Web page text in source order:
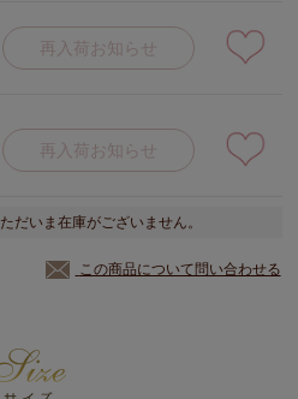
再入荷お知らせ
再入荷お知らせ
だいま在庫がございません。
この商品について問い合わせる